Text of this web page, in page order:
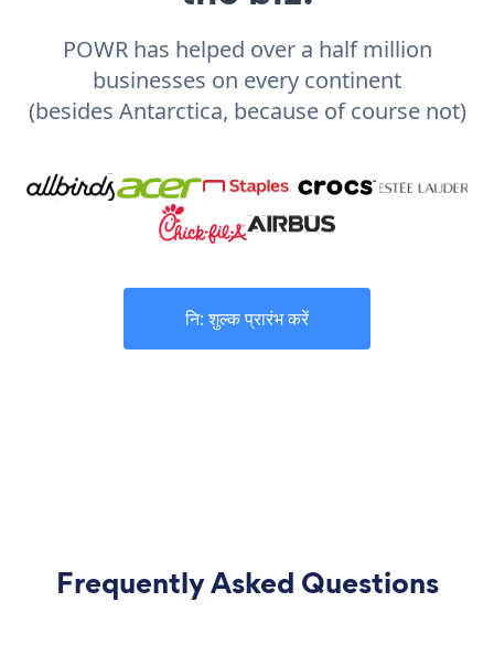
POWR has helped over a half million
businesses on every continent
(besides Antarctica, because of course not)
नि: शुल्क प्रारंभ करें
Frequently Asked Questions